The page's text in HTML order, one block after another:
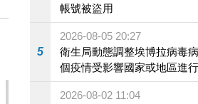
帳號被盜用
5
2026-08-05 20:27
衛生局動態調整埃博拉病毒
個疫情受影響國家或地區進
施
2026-08-02 11:04